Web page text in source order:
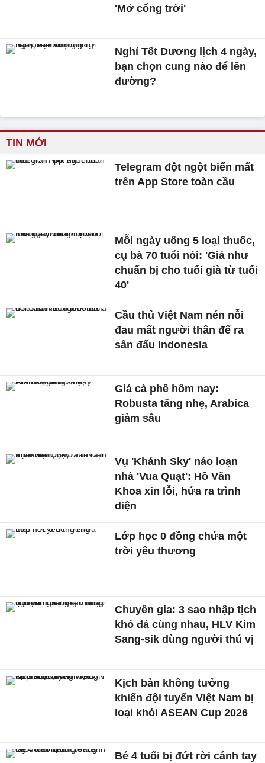
'Mở cổng trời'
Nghỉ Tết Dương lịch 4 ngày,
bạn chọn cung nào để lên
đường?
TIN MỚI
Telegram đột ngột biến mất
trên App Store toàn cầu
Mỗi ngày uống 5 loại thuốc,
cụ bà 70 tuổi nói: 'Giá như
chuẩn bị cho tuổi già từ tuổi
40'
Cầu thủ Việt Nam nén nỗi
đau mất người thân để ra
sân đấu Indonesia
Giá cà phê hôm nay:
Robusta tăng nhẹ, Arabica
giảm sâu
Vụ 'Khánh Sky' náo loạn
nhà 'Vua Quạt': Hồ Văn
Khoa xin lỗi, hứa ra trình
diện
Lớp học 0 đồng chứa một
trời yêu thương
Chuyên gia: 3 sao nhập tịch
khó đá cùng nhau, HLV Kim
Sang-sik dùng người thú vị
Kịch bản không tưởng
khiến đội tuyển Việt Nam bị
loại khỏi ASEAN Cup 2026
Bé 4 tuổi bị đứt rời cánh tay